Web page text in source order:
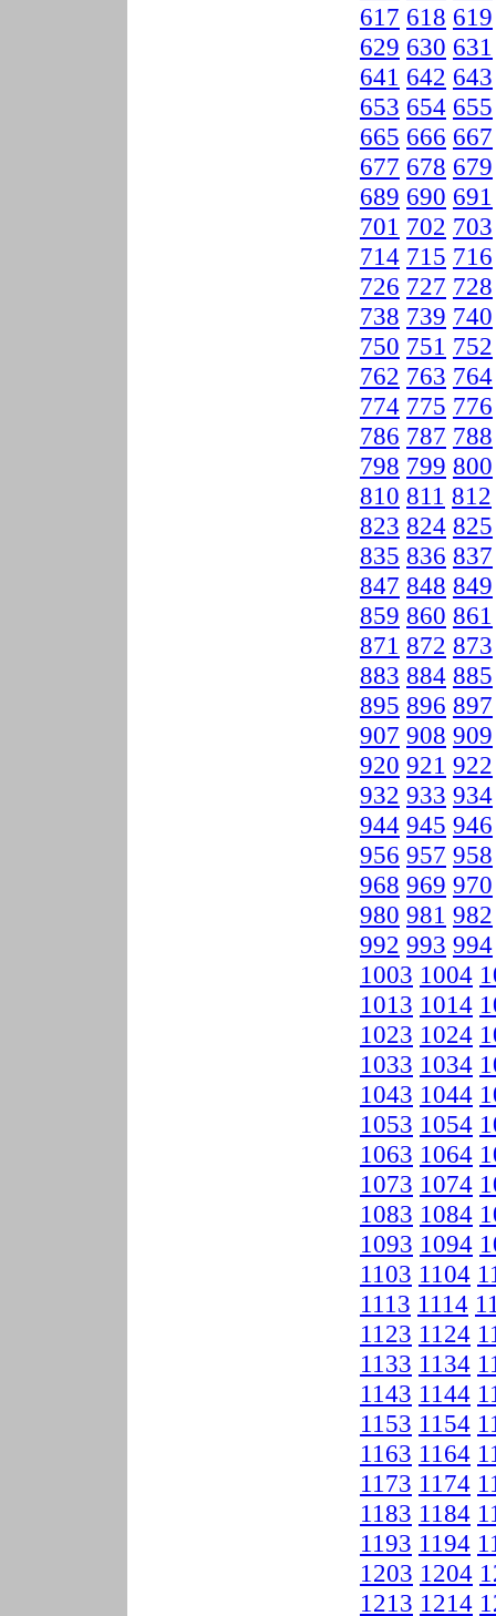
617 618 619
629 630 631
641 642 643
653 654 655
665 666 667
677 678 679
689 690 691
701 702 703
714 715 716
726 727 728
738 739 740
750 751 752
762 763 764
774 775 776
786 787 788
798 799 800
810 811 812
823 824 825
835 836 837
847 848 849
859 860 861
871 872 873
883 884 885
895 896 897
907 908 909
920 921 922
932 933 934
944 945 946
956 957 958
968 969 970
980 981 982
992 993 994
1003 1004
1013 1014
1023 1024
1033 1034
1043 1044
1053 1054
1063 1064
1073 1074
1083 1084
1093 1094
1103 1104
1113 1114
1123 1124
1133 1134
1143 1144
1153 1154
1163 1164
1173 1174
1183 1184
1193 1194
1203 1204
1213 1214